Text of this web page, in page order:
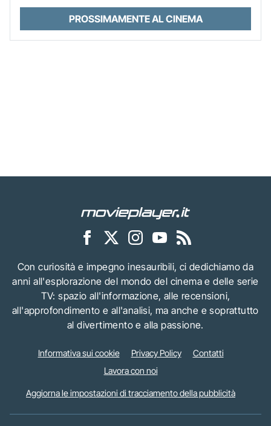
PROSSIMAMENTE AL CINEMA
Con curiosità e impegno inesauribili, ci dedichiamo da
anni all'esplorazione del mondo del cinema e delle serie
TV: spazio all'informazione, alle recensioni,
all'approfondimento e all'analisi, ma anche e soprattutto
al divertimento e alla passione.
Informativa sui cookie Privacy Policy
Contatti
Lavora con noi
Aggiorna le impostazioni di tracciamento della pubblicità